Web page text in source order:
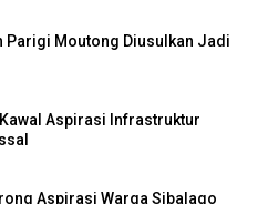
Parigi Moutong Diusulkan Jadi
Aspirasi Infrastruktur
Aspirasi Warga Sibalago